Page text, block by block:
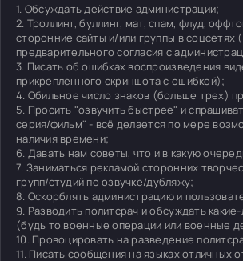
1. Обсуждать действие администрации;
2. Троллинг, буллинг, мат, спам, флуд,
сторонние сайты и/или группы в соцсетях
предварительного согласия с
3. Писать об ошибках воспроизведения
прикрепленного скриншота с ошибкой);
4. Обильное число знаков (больше трех)
5. Просить "озвучить быстрее" и
серия/фильм" - всё делается по мере
наличия времени;
6. Давать нам советы, что и в какую
7. Заниматься рекламой сторонних
групп/студий по озвучке/дубляжу;
8. Оскорблять администрацию и
9. Разводить политсрач и обсуждать
(будь то военные операции или военные
10. Провоцировать на разведение
11. Писать сообщения на языках отличных